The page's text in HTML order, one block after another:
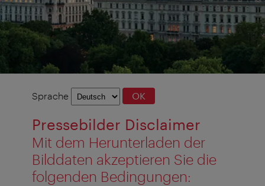
Sprachauswahl
Sprache OK
Pressebilder Disclaimer
Mit dem Herunterladen der
Bilddaten akzeptieren Sie die
folgenden Bedingungen: